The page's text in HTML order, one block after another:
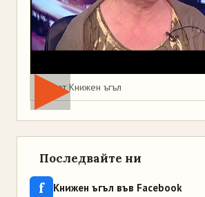
Мая от Книжен ъгъл
Последвайте ни
f Книжен ъгъл във Facebook